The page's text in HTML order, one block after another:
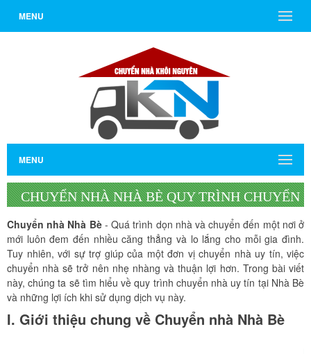
MENU
MENU
CHUYỂN NHÀ NHÀ BÈ QUY TRÌNH CHUYỂN
NHÀ UY TÍN, CHẤT LƯỢNG
Chuyển nhà Nhà Bè- Quá trình dọn nhà và chuyển đến một nơi ở
mới luôn đem đến nhiều căng thẳng và lo lắng cho mỗi gia đình.
Tuy nhiên, với sự trợ giúp của một đơn vị chuyển nhà uy tín, việc
chuyển nhà sẽ trở nên nhẹ nhàng và thuận lợi hơn. Trong bài viết
này, chúng ta sẽ tìm hiểu về quy trình chuyển nhà uy tín tại Nhà Bè
và những lợi ích khi sử dụng dịch vụ này.
I. Giới thiệu chung về Chuyển nhà Nhà Bè